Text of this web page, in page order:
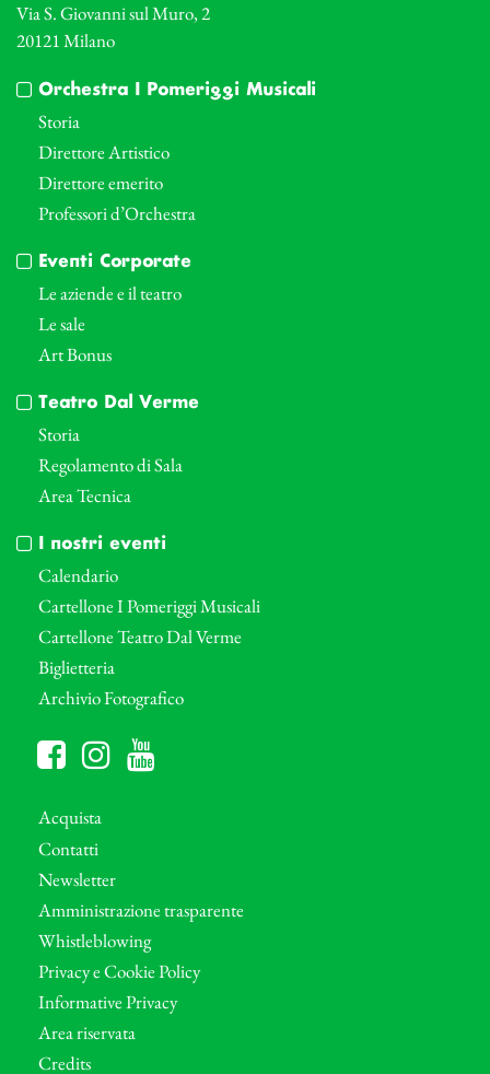
Via S. Giovanni sul Muro, 2
20121 Milano
Orchestra I Pomeriggi Musicali
Storia
Direttore Artistico
Direttore emerito
Professori d’Orchestra
Eventi Corporate
Le aziende e il teatro
Le sale
Art Bonus
Teatro Dal Verme
Storia
Regolamento di Sala
Area Tecnica
I nostri eventi
Calendario
Cartellone I Pomeriggi Musicali
Cartellone Teatro Dal Verme
Biglietteria
Archivio Fotografico
Acquista
Contatti
Newsletter
Amministrazione trasparente
Whistleblowing
Privacy e Cookie Policy
Informative Privacy
Area riservata
Credits